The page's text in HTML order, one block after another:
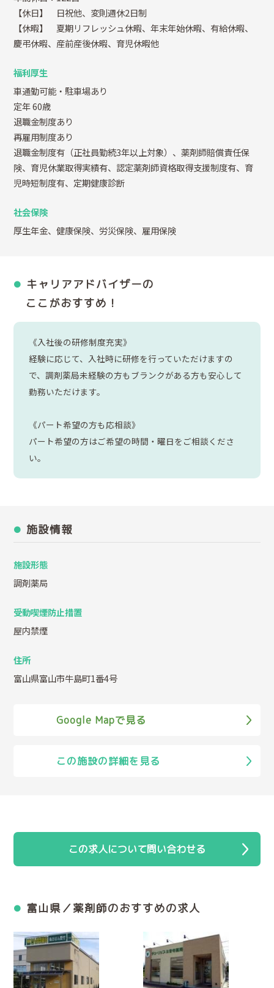
【休日】 日祝他、変則週休2日制
【休暇】 夏期リフレッシュ休暇、年末年始休暇、有給休暇、
慶弔休暇、産前産後休暇、育児休暇他
福利厚生
車通勤可能・駐車場あり
定年 60歳
退職金制度あり
再雇用制度あり
退職金制度有（正社員勤続3年以上対象）、薬剤師賠償責任保
険、育児休業取得実績有、認定薬剤師資格取得支援制度有、育
児時短制度有、定期健康診断
社会保険
厚生年金、健康保険、労災保険、雇用保険
キャリアアドバイザーの
ここがおすすめ！
《入社後の研修制度充実》
経験に応じて、入社時に研修を行っていただけますの
で、調剤薬局未経験の方もブランクがある方も安心して
勤務いただけます。
《パート希望の方も応相談》
パート希望の方はご希望の時間・曜日をご相談くださ
い。
施設情報
施設形態
調剤薬局
受動喫煙防止措置
屋内禁煙
住所
富山県富山市牛島町1番4号
Google Mapで見る
この施設の詳細を見る
この求人について問い合わせる
富山県／薬剤師のおすすめの求人